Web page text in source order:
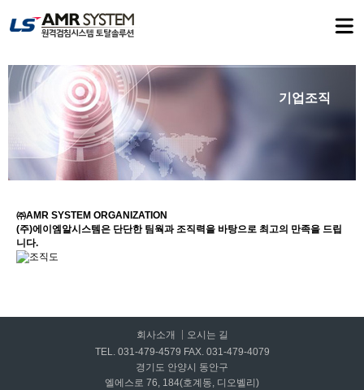
기업조직
㈜AMR SYSTEM ORGANIZATION
(주)에이엠알시스템은 단단한 팀웍과 조직력을 바탕으로 최고의 만족을 드립
니다.
회사소개
오시는 길
TEL. 031-479-4579 FAX. 031-479-4079
경기도 안양시 동안구
엘에스로 76, 184(호계동, 디오벨리)